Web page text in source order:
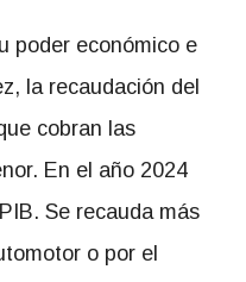
poder económico e
la recaudación del
cobran las
En el año 2024
Se recauda más
o por el